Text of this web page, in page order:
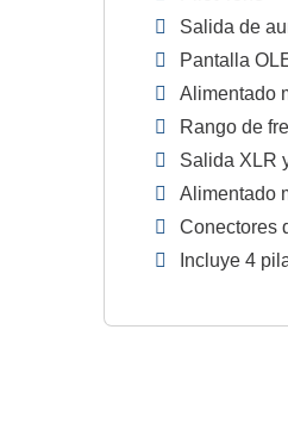
Salida de
Pantalla
Alimentado
Rango de
Salida XLR
Alimentado
Conectores
Incluye 4